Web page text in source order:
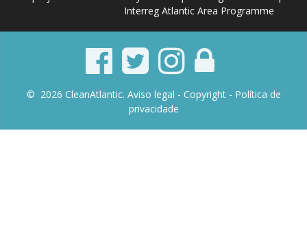
Interreg Atlantic Area Programme
© 2026 CleanAtlantic. Aviso legal - Copyright - Política de
privacidade